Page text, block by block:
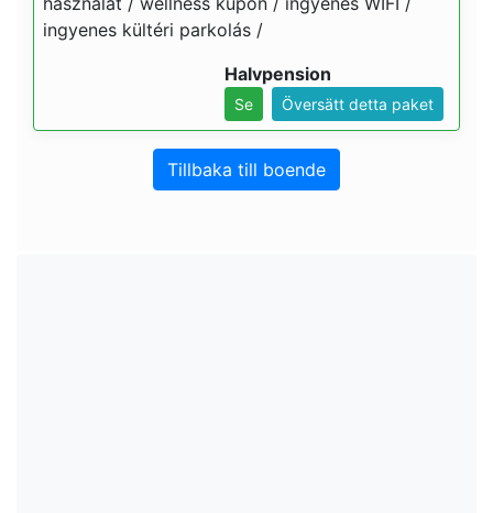
ingyenes kültéri parkolás /
Halvpension
Se Översätt detta paket
Tillbaka till boende